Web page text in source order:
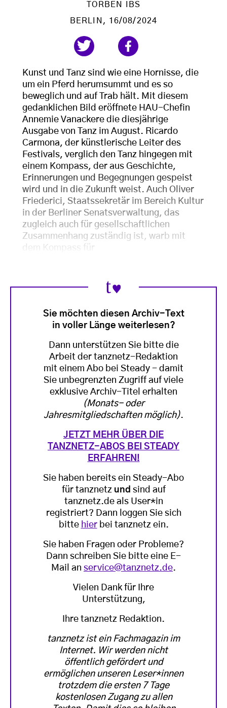
TORBEN IBS
BERLIN , 16/08/2024
Kunst und Tanz sind wie eine Hornisse, die
um ein Pferd herumsummt und es so
beweglich und auf Trab hält. Mit diesem
gedanklichen Bild eröffnete HAU-Chefin
Annemie Vanackere die diesjährige
Ausgabe von Tanz im August. Ricardo
Carmona, der künstlerische Leiter des
Festivals, verglich den Tanz hingegen mit
einem Kompass, der aus Geschichte,
Erinnerungen und Begegnungen gespeist
wird und in die Zukunft weist. Auch Oliver
Friederici, Staatssekretär im Bereich Kultur
in der Berliner Senatsverwaltung, das
zugleich auch für gesellschaftlichen
Zusammenhang zuständig ist, warb mit
dem Kompass für
Sie möchten diesen Archiv-Text
in voller Länge weiterlesen?
Dann unterstützen Sie bitte die
Arbeit der tanznetz-Redaktion
mit einem Abo bei Steady - damit
Sie unbegrenzten Zugriff auf viele
exklusive Archiv-Titel erhalten
(Monats- oder
Jahresmitgliedschaften möglich).
JETZT MEHR ÜBER DIE
TANZNETZ-ABOS BEI STEADY
ERFAHREN!
Sie haben bereits ein Steady-Abo
für tanznetz und sind auf
tanznetz.de als User*in
registriert? Dann loggen Sie sich
bitte hierbei tanznetz ein.
Sie haben Fragen oder Probleme?
Dann schreiben Sie bitte eine E-
Mail an service@tanznetz.de.
Vielen Dank für Ihre
Unterstützung,
Ihre tanznetz Redaktion.
tanznetz ist ein Fachmagazin im
Internet. Wir werden nicht
öffentlich gefördert und
ermöglichen unseren Leser*innen
trotzdem die ersten 7 Tage
kostenlosen Zugang zu allen